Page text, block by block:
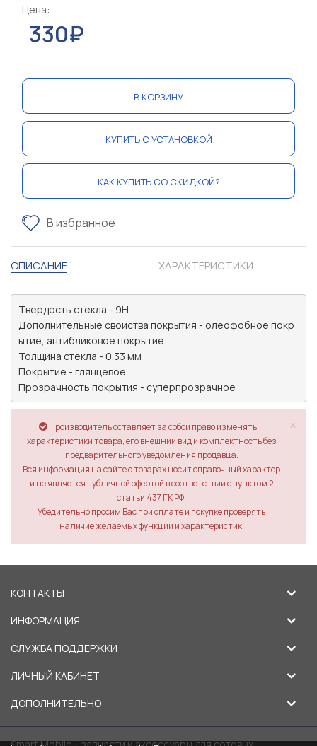
Цена:
330₽
В КОРЗИНУ
КУПИТЬ С УСТАНОВКОЙ
КАК КУПИТЬ СО СКИДКОЙ?
В избранное
ОПИСАНИЕ ХАРАКТЕРИСТИКИ
Твердость стекла - 9H
Дополнительные свойства покрытия - олеофобное покр
ытие, антибликовое покрытие
Толщина стекла - 0.33 мм
Покрытие - глянцевое
Прозрачность покрытия - суперпрозрачное
×
Производитель оставляет за собой право изменять
характеристики товара, его внешний вид и комплектность без
предварительного уведомления продавца.
Вся информация на сайте о товарах носит справочный характер
и не является публичной офертой в соответствии с пунктом 2
статьи 437 ГК РФ.
Убедительно просим Вас при оплате и покупке проверять
наличие желаемых функций и характеристик.
КОНТАКТЫ
ИНФОРМАЦИЯ
СЛУЖБА ПОДДЕРЖКИ
ЛИЧНЫЙ КАБИНЕТ
ДОПОЛНИТЕЛЬНО